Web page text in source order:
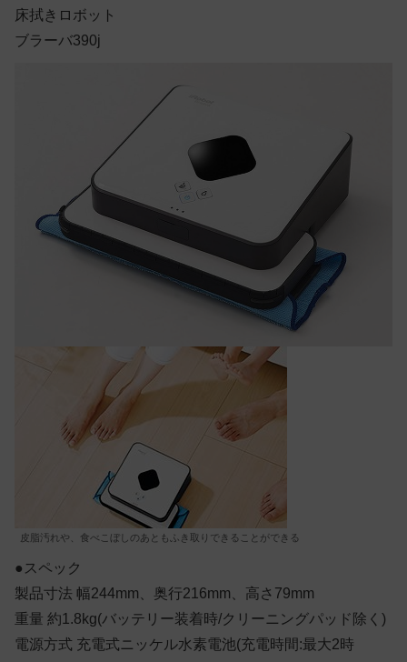
床拭きロボット
ブラーバ390j
皮脂汚れや、食べこぼしのあともふき取りできることができる
●スペック
製品寸法 幅244mm、奥行216mm、高さ79mm
重量 約1.8kg(バッテリー装着時/クリーニングパッド除く)
電源方式 充電式ニッケル水素電池(充電時間:最大2時